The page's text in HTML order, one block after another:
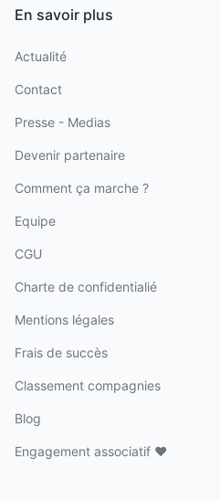
En savoir plus
Actualité
Contact
Presse - Medias
Devenir partenaire
Comment ça marche ?
Equipe
CGU
Charte de confidentialié
Mentions légales
Frais de succès
Classement compagnies
Blog
Engagement associatif ❤️